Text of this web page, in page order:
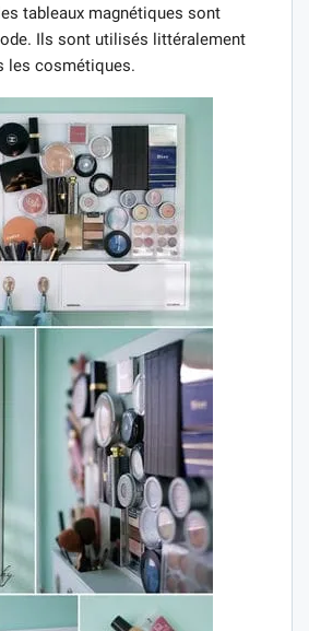
tableaux magnétiques sont
Ils sont utilisés littéralement
les cosmétiques.